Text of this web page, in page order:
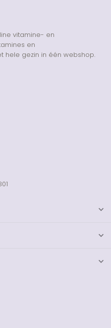
vitamine- en
en
hele gezin in één webshop.